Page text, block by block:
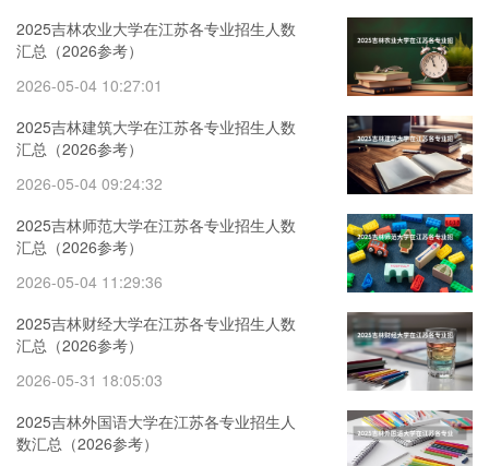
2025吉林农业大学在江苏各专业招生人数
汇总（2026参考）
2026-05-04 10:27:01
2025吉林建筑大学在江苏各专业招生人数
汇总（2026参考）
2026-05-04 09:24:32
2025吉林师范大学在江苏各专业招生人数
汇总（2026参考）
2026-05-04 11:29:36
2025吉林财经大学在江苏各专业招生人数
汇总（2026参考）
2026-05-31 18:05:03
2025吉林外国语大学在江苏各专业招生人
数汇总（2026参考）